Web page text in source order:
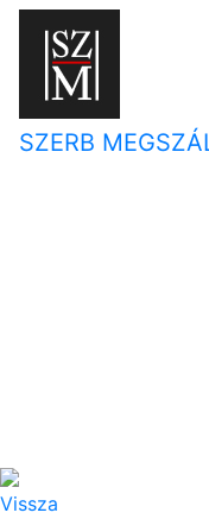
SZERB
Vissza